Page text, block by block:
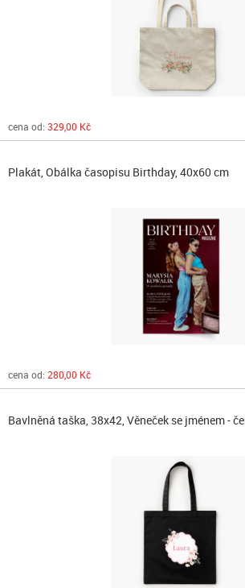
cena od: 329,00 Kč
Plakát, Obálka časopisu Birthday, 40x60 cm
cena od: 280,00 Kč
Bavlněná taška, 38x42, Věneček se jménem -